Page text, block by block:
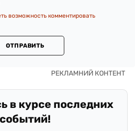
возможность комментировать
ОТПРАВИТЬ
в курсе последних
событий!